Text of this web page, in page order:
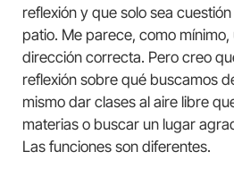
reflexión y que solo sea
patio. Me parece, como mínimo,
dirección correcta. Pero creo
reflexión sobre qué buscamos
mismo dar clases al aire libre
materias o buscar un lugar
Las funciones son diferentes.